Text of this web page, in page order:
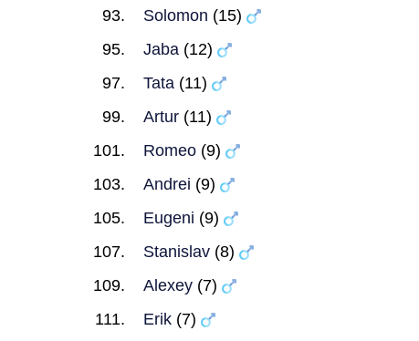
Solomon (15)
Jaba (12)
Tata (11)
Artur (11)
Romeo (9)
Andrei (9)
Eugeni (9)
Stanislav (8)
Alexey (7)
Erik (7)